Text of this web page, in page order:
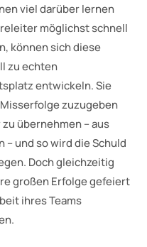
viel darüber lernen
möglichst schnell
können sich diese
zu echten
entwickeln. Sie
zuzugeben
übernehmen – aus
und so wird die Schuld
Doch gleichzeitig
großen Erfolge gefeiert
ihres Teams